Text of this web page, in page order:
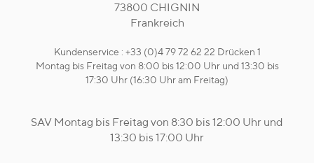
73800 CHIGNIN
Frankreich
Kundenservice : +33 (0)4 79 72 62 22 Drücken 1
Montag bis Freitag von 8:00 bis 12:00 Uhr und 13:30 bis
17:30 Uhr (16:30 Uhr am Freitag)
SAV Montag bis Freitag von 8:30 bis 12:00 Uhr und
13:30 bis 17:00 Uhr